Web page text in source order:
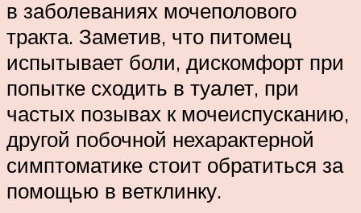
в заболеваниях мочеполового
тракта. Заметив, что питомец
испытывает боли, дискомфорт при
попытке сходить в туалет, при
частых позывах к мочеиспусканию,
другой побочной нехарактерной
симптоматике стоит обратиться за
помощью в ветклинку.